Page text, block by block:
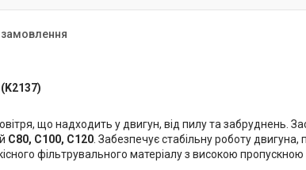
що надходить у двигун, від пилу та забруднень.
C80, C100, C120 . Забезпечує стабільну роботу
фільтрувального матеріалу з високою